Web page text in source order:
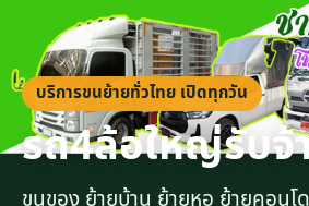
บริการขนย้ายทั่วไทย เปิดทุกวัน
รถ4ล้อใหญ่รับจ้